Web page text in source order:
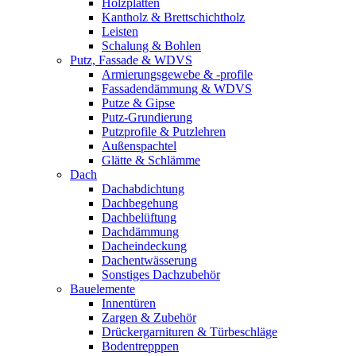
Holzplatten
Kantholz & Brettschichtholz
Leisten
Schalung & Bohlen
Putz, Fassade & WDVS
Armierungsgewebe & -profile
Fassadendämmung & WDVS
Putze & Gipse
Putz-Grundierung
Putzprofile & Putzlehren
Außenspachtel
Glätte & Schlämme
Dach
Dachabdichtung
Dachbegehung
Dachbelüftung
Dachdämmung
Dacheindeckung
Dachentwässerung
Sonstiges Dachzubehör
Bauelemente
Innentüren
Zargen & Zubehör
Drückergarnituren & Türbeschläge
Bodentrepppen